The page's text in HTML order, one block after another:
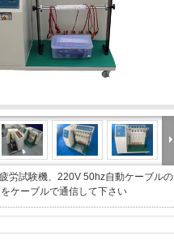
労試験機、220V 50hz自動ケーブルの
ケーブルで通信して下さい